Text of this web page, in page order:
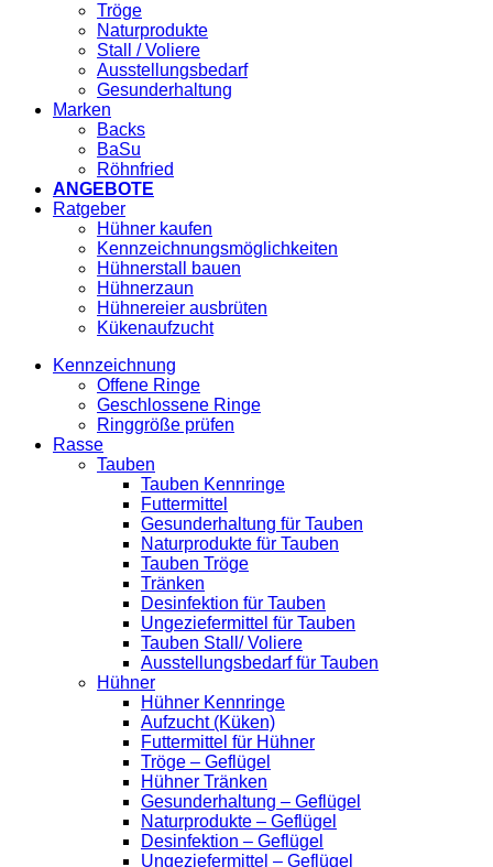
Tröge
Naturprodukte
Stall / Voliere
Ausstellungsbedarf
Gesunderhaltung
Marken
Backs
BaSu
Röhnfried
ANGEBOTE
Ratgeber
Hühner kaufen
Kennzeichnungsmöglichkeiten
Hühnerstall bauen
Hühnerzaun
Hühnereier ausbrüten
Kükenaufzucht
Kennzeichnung
Offene Ringe
Geschlossene Ringe
Ringgröße prüfen
Rasse
Tauben
Tauben Kennringe
Futtermittel
Gesunderhaltung für Tauben
Naturprodukte für Tauben
Tauben Tröge
Tränken
Desinfektion für Tauben
Ungeziefermittel für Tauben
Tauben Stall/ Voliere
Ausstellungsbedarf für Tauben
Hühner
Hühner Kennringe
Aufzucht (Küken)
Futtermittel für Hühner
Tröge – Geflügel
Hühner Tränken
Gesunderhaltung – Geflügel
Naturprodukte – Geflügel
Desinfektion – Geflügel
Ungeziefermittel – Geflügel